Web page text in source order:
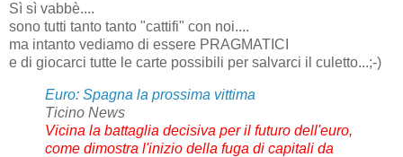
Sì sì vabbè....
sono tutti tanto tanto "cattifi" con noi....
ma intanto vediamo di essere PRAGMATICI
e di giocarci tutte le carte possibili per salvarci il culetto...;-)
Euro: Spagna la prossima vittima
Ticino News
Vicina la battaglia decisiva per il futuro dell'euro,
come dimostra l'inizio della fuga di capitali da